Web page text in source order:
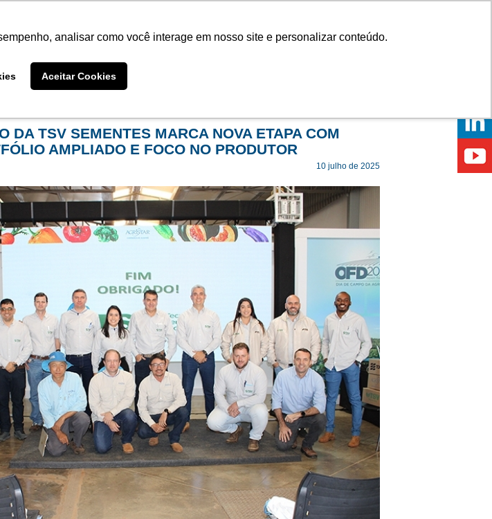
analisar como você interage em nosso site e personalizar conteúdo.
Aceitar Cookies
DA TSV SEMENTES MARCA NOVA ETAPA COM
AMPLIADO E FOCO NO PRODUTOR
10 julho de 2025